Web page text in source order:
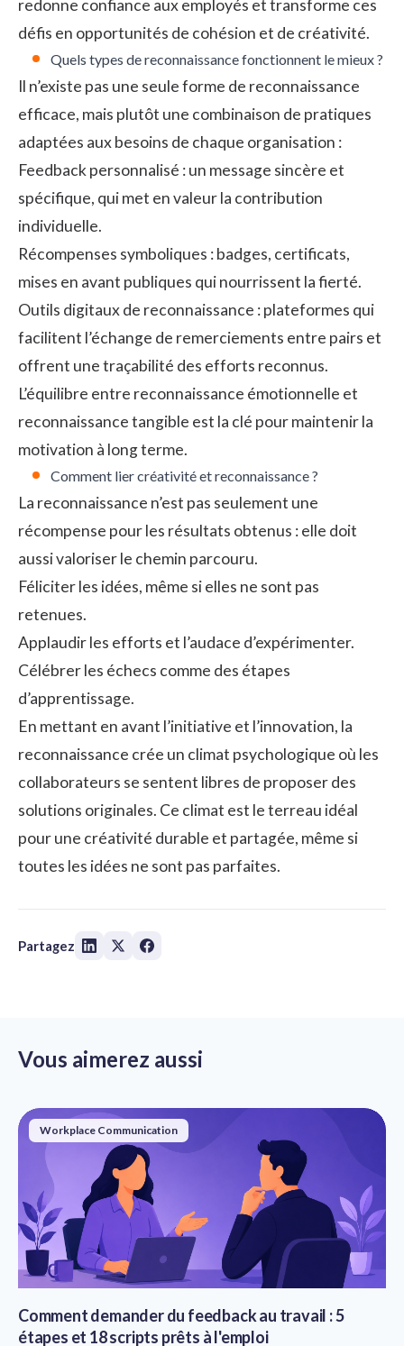
redonne confiance aux employés et transforme ces
défis en opportunités de cohésion et de créativité.
Quels types de reconnaissance fonctionnent le mieux ?
Il n’existe pas une seule forme de reconnaissance
efficace, mais plutôt une combinaison de pratiques
adaptées aux besoins de chaque organisation :
Feedback personnalisé : un message sincère et
spécifique, qui met en valeur la contribution
individuelle.
Récompenses symboliques : badges, certificats,
mises en avant publiques qui nourrissent la fierté.
Outils digitaux de reconnaissance : plateformes qui
facilitent l’échange de remerciements entre pairs et
offrent une traçabilité des efforts reconnus.
L’équilibre entre reconnaissance émotionnelle et
reconnaissance tangible est la clé pour maintenir la
motivation à long terme.
Comment lier créativité et reconnaissance ?
La reconnaissance n’est pas seulement une
récompense pour les résultats obtenus : elle doit
aussi valoriser le chemin parcouru.
Féliciter les idées, même si elles ne sont pas
retenues.
Applaudir les efforts et l’audace d’expérimenter.
Célébrer les échecs comme des étapes
d’apprentissage.
En mettant en avant l’initiative et l’innovation, la
reconnaissance crée un climat psychologique où les
collaborateurs se sentent libres de proposer des
solutions originales. Ce climat est le terreau idéal
pour une créativité durable et partagée, même si
toutes les idées ne sont pas parfaites.
Partagez
Vous aimerez aussi
Workplace Communication
Comment demander du feedback au travail : 5
étapes et 18 scripts prêts à l'emploi